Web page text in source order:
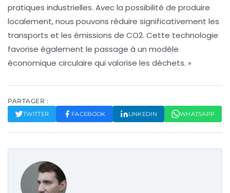
pratiques industrielles. Avec la possibilité de produire
localement, nous pouvons réduire significativement les
transports et les émissions de CO2. Cette technologie
favorise également le passage à un modèle
économique circulaire qui valorise les déchets. »
PARTAGER :
TWITTER FACEBOOK LINKEDIN WHATSAPP